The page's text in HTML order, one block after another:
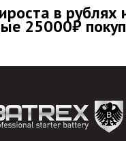
в рублях
25000₽